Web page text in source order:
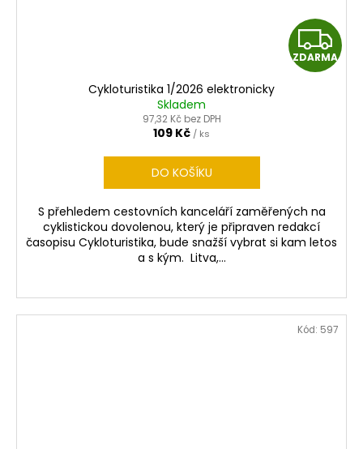
Z
D
ZDARMA
Cykloturistika 1/2026 elektronicky
Skladem
97,32 Kč bez DPH
109 Kč / ks
DO KOŠÍKU
S přehledem cestovních kanceláří zaměřených na
cyklistickou dovolenou, který je připraven redakcí
časopisu Cykloturistika, bude snažší vybrat si kam letos
a s kým. Litva,...
Kód: 597